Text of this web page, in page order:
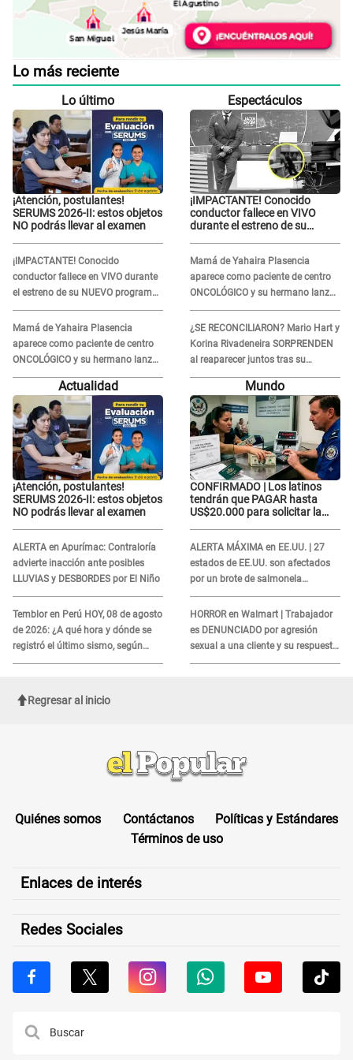
Lo más reciente
Lo último
¡Atención, postulantes!
SERUMS 2026-II: estos objetos
NO podrás llevar al examen
¡IMPACTANTE! Conocido
conductor fallece en VIVO durante
el estreno de su NUEVO programa:
así fueron sus últimos segundos al
aire
Mamá de Yahaira Plasencia
aparece como paciente de centro
ONCOLÓGICO y su hermano lanza
DESGARRADOR mensaje: "Hoy fue
la última..."
Espectáculos
¡IMPACTANTE! Conocido
conductor fallece en VIVO
durante el estreno de su
Mamá de Yahaira Plasencia
aparece como paciente de centro
ONCOLÓGICO y su hermano lanza
DESGARRADOR mensaje: "Hoy fue
la última..."
¿SE RECONCILIARON? Mario Hart y
Korina Rivadeneira SORPRENDEN
al reaparecer juntos tras su
DOLOROSA separación: “Que
Actualidad
¡Atención, postulantes!
SERUMS 2026-II: estos objetos
NO podrás llevar al examen
ALERTA en Apurímac: Contraloría
advierte inacción ante posibles
LLUVIAS y DESBORDES por El Niño
Temblor en Perú HOY, 08 de agosto
de 2026: ¿A qué hora y dónde se
registró el último sismo, según
IGP?
Mundo
CONFIRMADO | Los latinos
tendrán que PAGAR hasta
US$20.000 para solicitar la
ALERTA MÁXIMA en EE.UU. | 27
estados de EE.UU. son afectados
por un brote de salmonela
relacionado a un producto MUY
UTILIZADO
HORROR en Walmart | Trabajador
es DENUNCIADO por agresión
sexual a una cliente y su respuesta
INDIGNÓ A TODOS
Regresar al inicio
Quiénes somos Contáctanos
Políticas y Estándares
Términos de uso
Enlaces de interés
Redes Sociales